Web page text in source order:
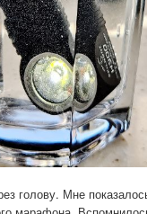
голову. Мне